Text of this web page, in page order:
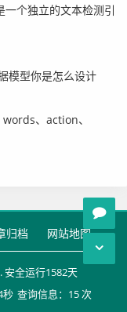
一个独立的文本检测引
模型你是怎么设计
、action、
归档 网站地图
安全运行1582天
秒 查询信息：15 次